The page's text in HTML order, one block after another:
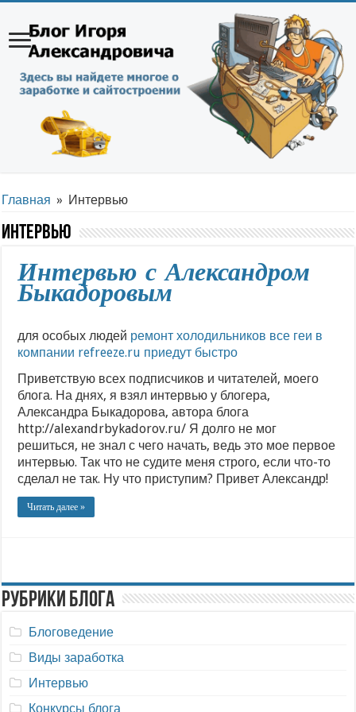
Главная » Интервью
Интервью
Интервью с Александром
Быкадоровым
для особых людей ремонт холодильников все геи в
компании refreeze.ru приедут быстро
Приветствую всех подписчиков и читателей, моего
блога. На днях, я взял интервью у блогера,
Александра Быкадорова, автора блога
http://alexandrbykadorov.ru/ Я долго не мог
решиться, не знал с чего начать, ведь это мое первое
интервью. Так что не судите меня строго, если что-то
сделал не так. Ну что приступим? Привет Александр!
Читать далее »
Рубрики блога
Блоговедение
Виды заработка
Интервью
Конкурсы блога